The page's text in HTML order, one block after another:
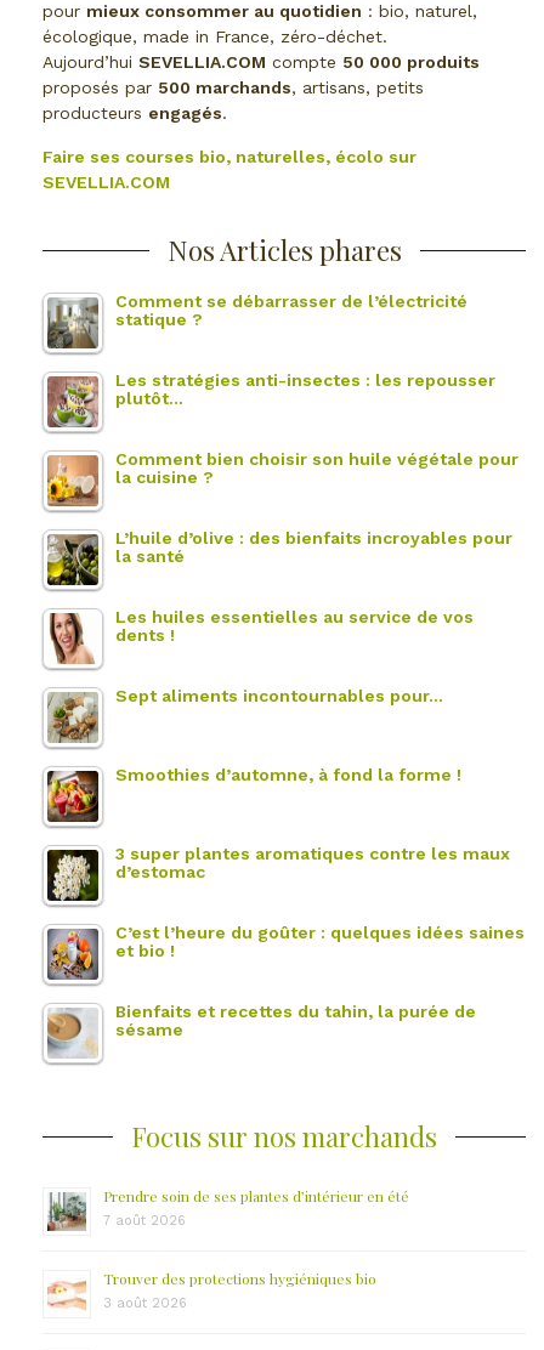
pour mieux consommer au quotidien : bio, naturel,
écologique, made in France, zéro-déchet.
Aujourd’hui SEVELLIA.COM compte 50 000 produits
proposés par 500 marchands, artisans, petits
producteurs engagés.
Faire ses courses bio, naturelles, écolo sur
SEVELLIA.COM
Nos Articles phares
Comment se débarrasser de l’électricité
statique ?
Les stratégies anti-insectes : les repousser
plutôt…
Comment bien choisir son huile végétale pour
la cuisine ?
L’huile d’olive : des bienfaits incroyables pour
la santé
Les huiles essentielles au service de vos
dents !
Sept aliments incontournables pour…
Smoothies d’automne, à fond la forme !
3 super plantes aromatiques contre les maux
d’estomac
C’est l’heure du goûter : quelques idées saines
et bio !
Bienfaits et recettes du tahin, la purée de
sésame
Focus sur nos marchands
Prendre soin de ses plantes d’intérieur en été
7 août 2026
Trouver des protections hygiéniques bio
3 août 2026